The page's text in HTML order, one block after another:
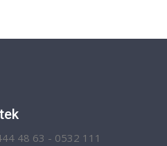
48 63 - 0532 111